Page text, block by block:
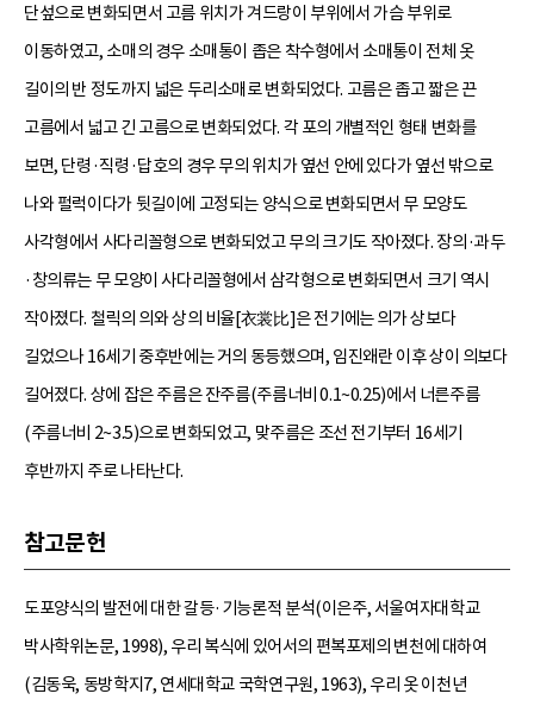
단섶으로 변화되면서 고름 위치가 겨드랑이 부위에서 가슴 부위로
이동하였고, 소매의 경우 소매통이 좁은 착수형에서 소매통이 전체 옷
길이의 반 정도까지 넓은 두리소매로 변화되었다. 고름은 좁고 짧은 끈
고름에서 넓고 긴 고름으로 변화되었다. 각 포의 개별적인 형태 변화를
보면, 단령·직령·답호의 경우 무의 위치가 옆선 안에 있다가 옆선 밖으로
나와 펄럭이다가 뒷길이에 고정되는 양식으로 변화되면서 무 모양도
사각형에서 사다리꼴형으로 변화되었고 무의 크기도 작아졌다. 장의·과두
·창의류는 무 모양이 사다리꼴형에서 삼각형으로 변화되면서 크기 역시
작아졌다. 철릭의 의와 상의 비율[衣裳比]은 전기에는 의가 상보다
길었으나 16세기 중후반에는 거의 동등했으며, 임진왜란 이후 상이 의보다
길어졌다. 상에 잡은 주름은 잔주름(주름너비 0.1~0.25)에서 너른주름
(주름너비 2~3.5)으로 변화되었고, 맞주름은 조선 전기부터 16세기
후반까지 주로 나타난다.
참고문헌
도포양식의 발전에 대한 갈등·기능론적 분석(이은주, 서울여자대학교
박사학위논문, 1998), 우리 복식에 있어서의 편복포제의 변천에 대하여
(김동욱, 동방학지7, 연세대학교 국학연구원, 1963), 우리 옷 이천년